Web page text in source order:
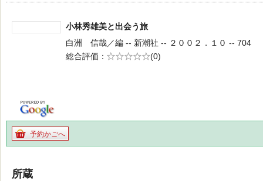
小林秀雄美と出会う旅
白洲 信哉／編 -- 新潮社 -- ２００２．１０ -- 704
総合評価
5段階評価
(0)
予約かごへ
所蔵